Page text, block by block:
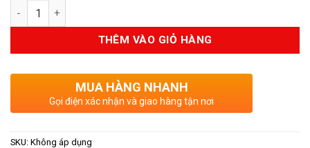
Số lượng
THÊM VÀO GIỎ HÀNG
MUA HÀNG NHANH
Gọi điện xác nhận và giao hàng tận nơi
SKU: Không áp dụng